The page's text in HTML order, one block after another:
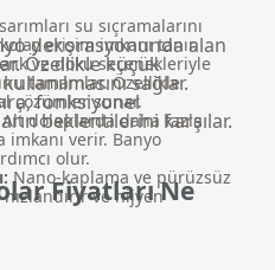
su sıçramalarını
erişim imkanı tanır.
ve doku seçenekleriyle
tamamlar. Özellikle
çözümler sunar.
dolaplarda daha fazla
verir. Banyo
olur.
Nano-kaplama ve pürüzsüz
ve hijyen
dekorasyonunda alan
Özellikle küçük
sağlar.
fonksiyonel
beklentilerini karşılar.
Fiyatları Ne